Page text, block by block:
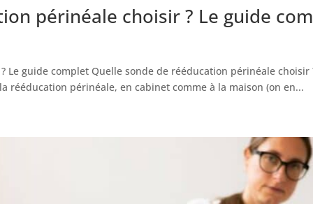
périnéale choisir ? Le guide
guide complet Quelle sonde de rééducation périnéale choisir
rééducation périnéale, en cabinet comme à la maison (on en...